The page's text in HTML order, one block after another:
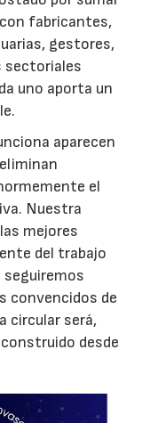
fabricantes,
gestores,
sectoriales
uno aporta un
aparecen
el
Nuestra
mejores
del trabajo
seguiremos
convencidos de
circular será,
desde